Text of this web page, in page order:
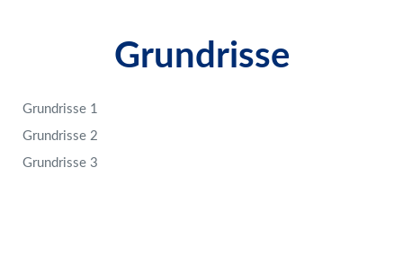
Grundrisse
Grundrisse 1
Grundrisse 2
Grundrisse 3